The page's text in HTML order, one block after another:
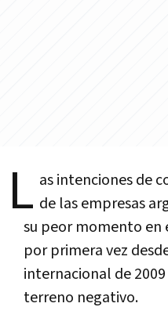
L as intenciones de
de las empresas
su peor momento en
por primera vez
internacional de
terreno negativo.